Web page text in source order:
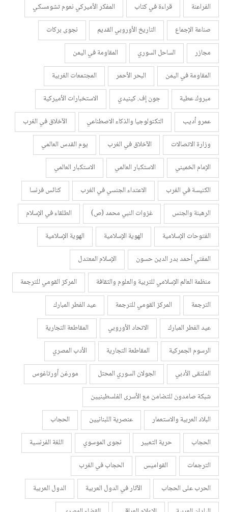
الفراعنة
قراءة في كتاب
المفكر الأميركي نعوم تشومسكي
صناعة الإجماع
التاريخ الأوروبي القديم
نجوى بركات
مجازر
الساحل السوري
المقاومة في اليمن
المقاومة في اليمن
البحر الأحمر
المجتمعات الغربية
مبروك عطية
جون إف. كينيدي
الاستخبارات الأميركية
عمرو أديب
التكنولوجيا والذكاء الاصطناعي
الآخلاق في الغرب
وزارة الاتصالات
الآخلاق في الغرب
يوم القدس العالمي
الإمام الخميني
الاستكبار العالمي
الاستكبار العالمي
الكنيسة في الغرب
الاعتداء الجنسي في الغرب
كنائس فرنسا
الرهبنة والجنس
غزوات النبي محمد (ص)
الطلقاء في الإسلام
الفتوحات الإسلامية
الهوية الإسلامية
الهوية الإسلامية
المفتي أحمد بدر الدين حسون
الإسلام المعتدل
منظمة العالم الإسلامي للتربية والعلوم والثقافة
المركز القومي للترجمة
الترجمة
المركز القومي للترجمة
عيد الفطر المبارك
عيد الفطر المبارك
الاتحاد الأوروبي
المقاطعة التجارية
الرسوم الجمركية
المقاطعة التجارية
الأدب المصري
الملتقى الأدبي
الجولان السوري المحتل
مورغن أورتاغوس
شبكة صامدون للتضامن مع الأسرى الفلسطينيين
البلاد العربية والاستعمار
عنصرية اللبنانيين
الحجاب
الحجاب
حرية التعبير نجوى الموسوي
اللغة الفرنسية
الترجمات
القواميس
الحجاب في الغرب
الحرب على الحجاب
الآثار في الدول العربية
الدول العربية